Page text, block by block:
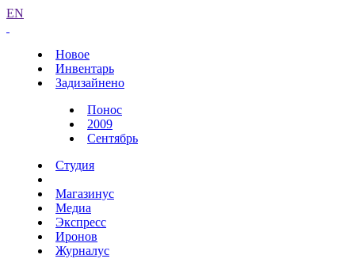
EN
Новое
Инвентарь
Задизайнено
Понос
2009
Сентябрь
Студия
Магазинус
Медиа
Экспресс
Иронов
Журналус